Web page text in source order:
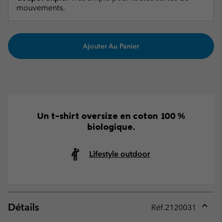
mouvements.
Ajouter Au Panier
Un t-shirt oversize en coton 100 %
biologique.
Lifestyle outdoor
Détails Réf.2120031